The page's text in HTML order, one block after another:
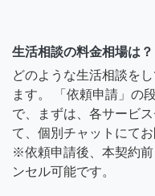
生活相談の料金相場は？
どのような生活相談を
ます。 「依頼申請」の
で、まずは、各サービ
て、個別チャットにて
※依頼申請後、本契約
ンセル可能です。